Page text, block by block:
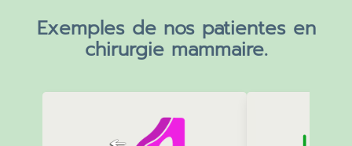
Exemples de nos patientes en
chirurgie mammaire.